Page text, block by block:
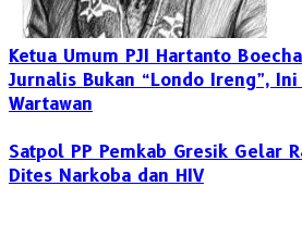
Ketua Umum PJI Hartanto
Jurnalis Bukan “Londo Ireng”,
Wartawan
Satpol PP Pemkab Gresik Gelar
Dites Narkoba dan HIV